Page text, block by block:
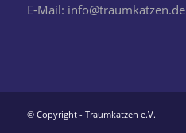
E-Mail: info@traumkatzen.de
© Copyright - Traumkatzen e.V.